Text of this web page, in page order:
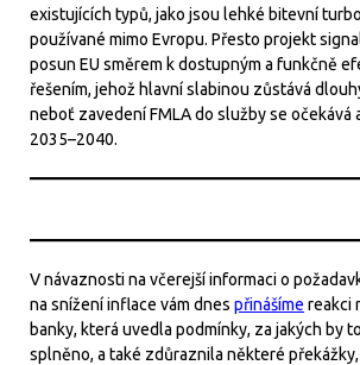
existujících typů, jako jsou lehké bitevní
používané mimo Evropu. Přesto projekt
posun EU směrem k dostupným a funkčně
řešením, jehož hlavní slabinou zůstává
neboť zavedení FMLA do služby se očekává
2035–2040.
V návaznosti na včerejší informaci o
na snížení inflace vám dnes přinášíme reakci
banky, která uvedla podmínky, za jakých by
splněno, a také zdůraznila některé